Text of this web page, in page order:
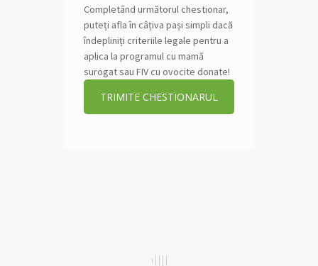
Completând următorul chestionar,
puteți afla în câțiva pași simpli dacă
îndepliniți criteriile legale pentru a
aplica la programul cu mamă
surogat sau FIV cu ovocite donate!
TRIMITE CHESTIONARUL